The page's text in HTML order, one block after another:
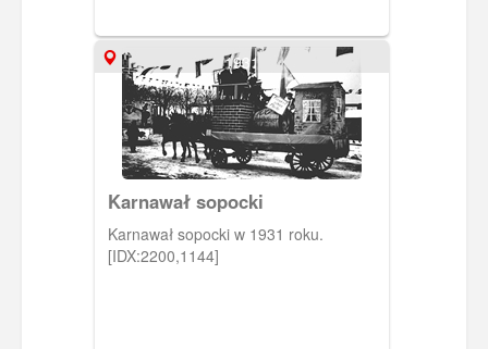
1931
Karnawał sopocki
Karnawał sopocki w 1931 roku.
[IDX:2200,1144]